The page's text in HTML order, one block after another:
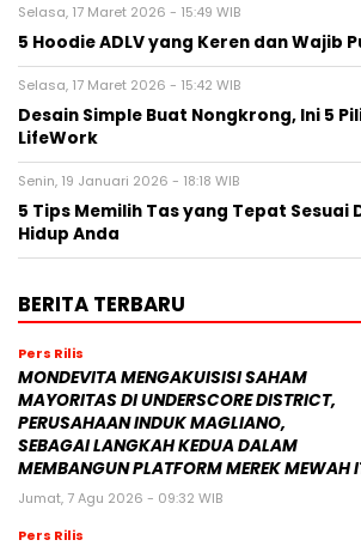
Selasa, 17 Maret 2026 - 15:49 WIB
5 Hoodie ADLV yang Keren dan Wajib
Selasa, 17 Maret 2026 - 15:42 WIB
Desain Simple Buat Nongkrong, Ini 5
LifeWork
Senin, 19 Januari 2026 - 18:18 WIB
5 Tips Memilih Tas yang Tepat Sesuai
Hidup Anda
BERITA TERBARU
Pers Rilis
MONDEVITA MENGAKUISISI SAHAM
MAYORITAS DI UNDERSCORE DISTRICT,
PERUSAHAAN INDUK MAGLIANO,
SEBAGAI LANGKAH KEDUA DALAM
MEMBANGUN PLATFORM MEREK MEWAH
Jumat, 7 Agu 2026 - 09:32 WIB
Pers Rilis